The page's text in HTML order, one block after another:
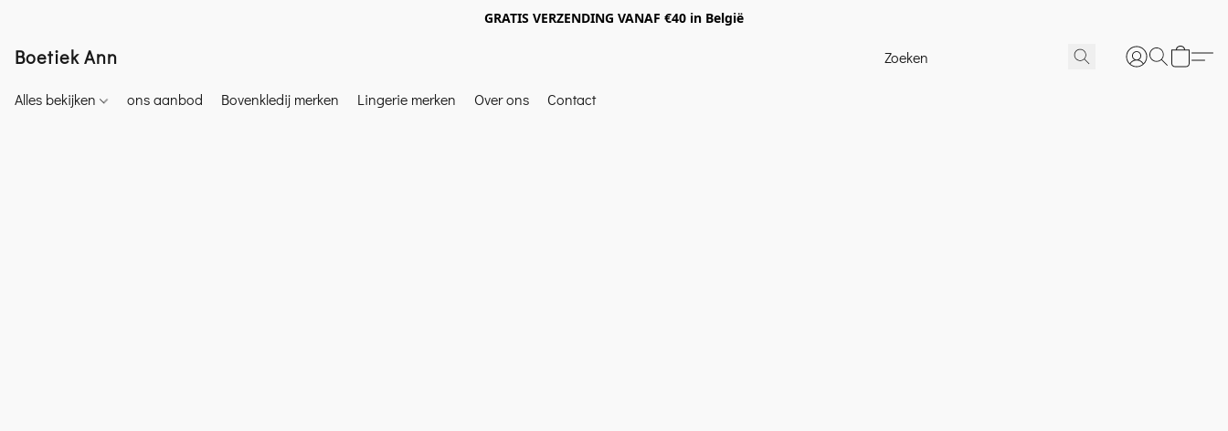
GRATIS VERZENDING VANAF €40 in België
Boetiek Ann
Alles bekijken ons aanbod Bovenkledij merken Lingerie merken Over ons Contact